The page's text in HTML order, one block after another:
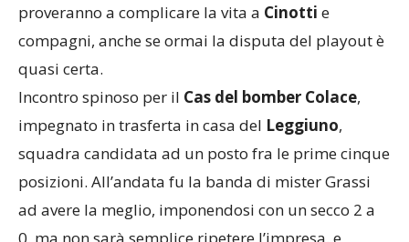
proveranno a complicare la vita a Cinotti e
compagni, anche se ormai la disputa del playout è
quasi certa.
Incontro spinoso per il Cas del bomber Colace,
impegnato in trasferta in casa del Leggiuno,
squadra candidata ad un posto fra le prime cinque
posizioni. All’andata fu la banda di mister Grassi
ad avere la meglio, imponendosi con un secco 2 a